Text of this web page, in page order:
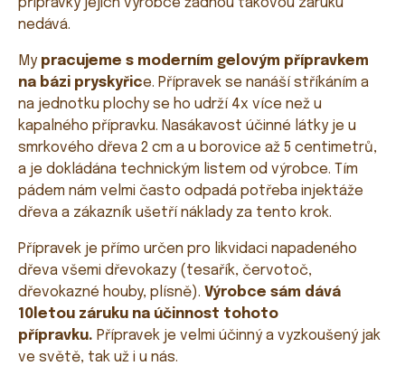
přípravky jejich výrobce žádnou takovou záruku
nedává.
My pracujeme s moderním gelovým přípravkem
na bázi pryskyřice. Přípravek se nanáší stříkáním a
na jednotku plochy se ho udrží 4x více než u
kapalného přípravku. Nasákavost účinné látky je u
smrkového dřeva 2 cm a u borovice až 5 centimetrů,
a je dokládána technickým listem od výrobce. Tím
pádem nám velmi často odpadá potřeba injektáže
dřeva a zákazník ušetří náklady za tento krok.
Přípravek je přímo určen pro likvidaci napadeného
dřeva všemi dřevokazy (tesařík, červotoč,
dřevokazné houby, plísně). Výrobce sám dává
10letou záruku na účinnost tohoto
přípravku. Přípravek je velmi účinný a vyzkoušený jak
ve světě, tak už i u nás.